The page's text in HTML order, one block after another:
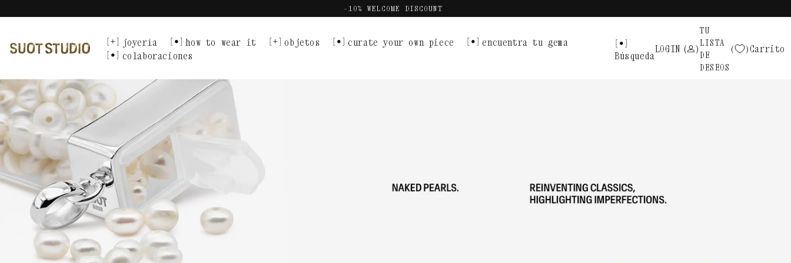
directamente
contenido
-10% WELCOME DISCOUNT
joyería how to wear it objetos curate your own piece
encuentra tu gema
colaboraciones
Búsqueda
LOGIN ( )
TU
LISTA
DE
DESEOS
Carrito